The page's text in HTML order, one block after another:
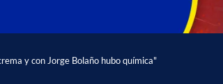
y con Jorge Bolaño hubo química"